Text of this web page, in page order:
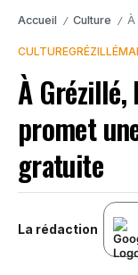
Accueil / Culture / À
CULTUREGRÉZILLÉ
À Grézillé,
promet
gratuite
La rédaction